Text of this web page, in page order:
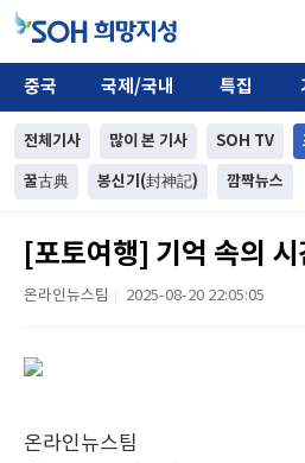
중국 국제/국내 특집
전체기사 많이 본 기사 SOH TV
꿀古典 봉신기(封神記) 깜짝뉴스
[포토여행] 기억 속의 시
온라인뉴스팀 2025-08-20 22:05:05
온라인뉴스팀